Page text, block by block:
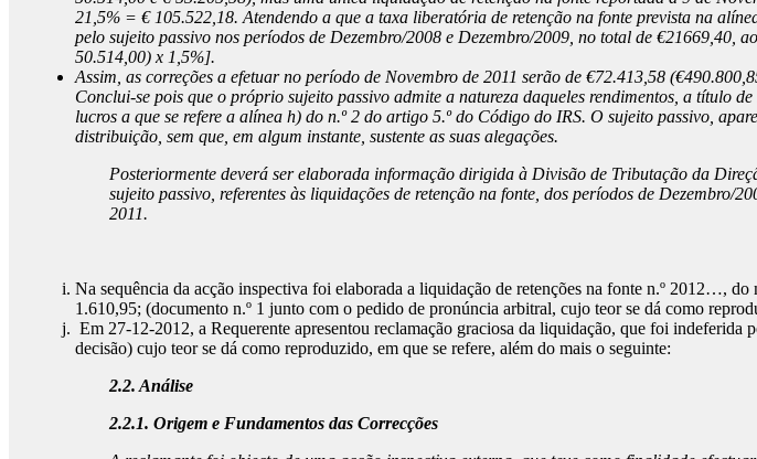
21,5% = € 105.522,18. Atendendo a que a taxa liberatória de retenção na fonte prevista na
pelo sujeito passivo nos períodos de Dezembro/2008 e Dezembro/2009, no total de
50.514,00) x 1,5%].
Assim, as correções a efetuar no período de Novembro de 2011 serão de €72.413,58
Conclui-se pois que o próprio sujeito passivo admite a natureza daqueles rendimentos, a título
lucros a que se refere a alínea h) do n.º 2 do artigo 5.º do Código do IRS. O sujeito passivo,
distribuição, sem que, em algum instante, sustente as suas alegações.
Posteriormente deverá ser elaborada informação dirigida à Divisão de Tributação da
sujeito passivo, referentes às liquidações de retenção na fonte, dos períodos de
2011.
Na sequência da acção inspectiva foi elaborada a liquidação de retenções na fonte n.º 2012…,
1.610,95; (documento n.º 1 junto com o pedido de pronúncia arbitral, cujo teor se dá como
Em 27-12-2012, a Requerente apresentou reclamação graciosa da liquidação, que foi
decisão) cujo teor se dá como reproduzido, em que se refere, além do mais o seguinte:
2.2. Análise
2.2.1. Origem e Fundamentos das Correcções